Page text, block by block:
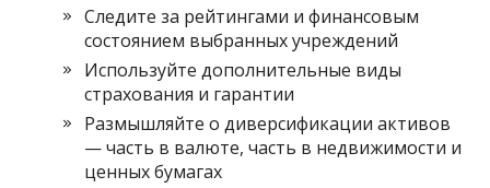
Следите за рейтингами и финансовым
состоянием выбранных учреждений
Используйте дополнительные виды
страхования и гарантии
Размышляйте о диверсификации активов
— часть в валюте, часть в недвижимости и
ценных бумагах